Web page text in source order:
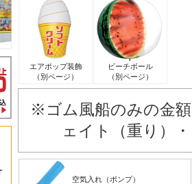
エアポップ装飾
（別ページ）
ビーチボール
（別ページ）
※ゴム風船のみの金
ェイト（重り）
空気入れ（ポンプ）